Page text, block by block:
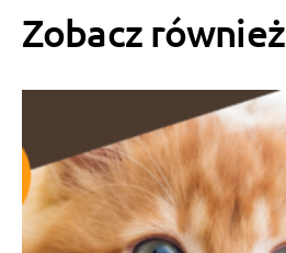
Zobacz również